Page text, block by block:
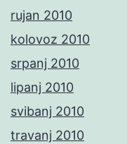
rujan 2010
kolovoz 2010
srpanj 2010
lipanj 2010
svibanj 2010
travanj 2010